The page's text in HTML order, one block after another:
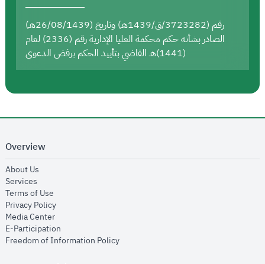
رقم (3723282/ق/1439هـ) وتاريخ (26/08/1439هـ)
الصادر بشأنه حكم محكمة العليا الإدارية رقم (2336) لعام
(1441)هـ القاضي بتأييد الحكم برفض الدعوى
Overview
About Us
Services
Terms of Use
Privacy Policyopens in new window
Media Centeropens in new window
E-Participation
Freedom of Information Policyopens in new window